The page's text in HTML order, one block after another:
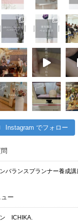
Instagram でフォロー
バランスプランナー養成講
ー
ン ICHIKA.